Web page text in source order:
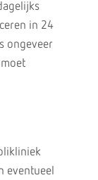
in 24
ongeveer
eventueel